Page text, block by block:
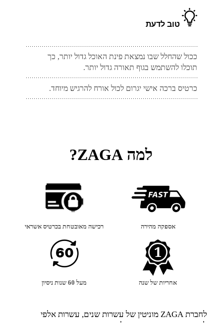
טוב לדעת
ככול שהחלל שבו נמצאת פינת האוכל גדול יותר, כך
תוכלו להשתמש בגוף תאורה גדול יותר.
כרטיס ברכה אישי יגרום לכול אורח להרגיש מיוחד.
למה ZAGA?
אספקה מהירה רכישה מאובטחת בכרטיס אשראי
אחריות של שנה מעל 60 שנות ניסיון
לחברת ZAGA מוניטין של עשרות שנים, עשרות אלפי